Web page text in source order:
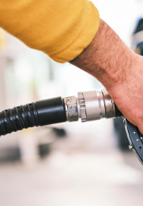
А
Б
В